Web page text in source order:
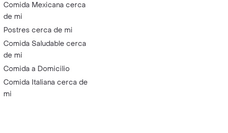
Comida Mexicana cerca
de mi
Postres cerca de mi
Comida Saludable cerca
de mi
Comida a Domicilio
Comida Italiana cerca de
mi